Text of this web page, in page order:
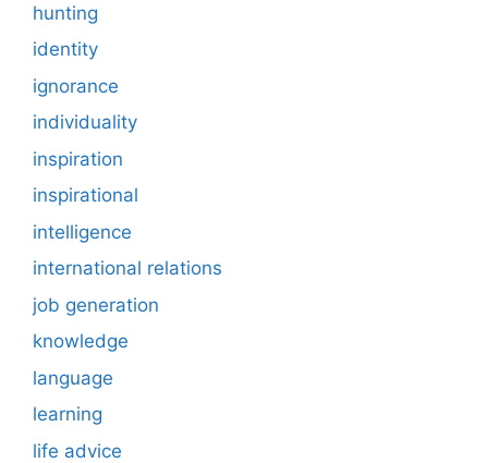
hunting
identity
ignorance
individuality
inspiration
inspirational
intelligence
international relations
job generation
knowledge
language
learning
life advice